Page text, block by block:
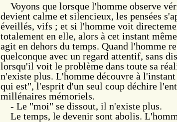
Voyons que lorsque l'homme observe
devient calme et silencieux, les pensées
éveillés, vifs ; et si l'homme voit
totalement en elle, alors à cet instant
agit en dehors du temps. Quand l'homme
quelconque avec un regard attentif, sans
lorsqu'il voit le problème dans toute sa
n'existe plus. L'homme découvre à
qui est", l'esprit d'un seul coup déchire
millénaires mémoriels.
- Le "moi" se dissout, il n'existe plus.
Le temps, le devenir sont abolis.